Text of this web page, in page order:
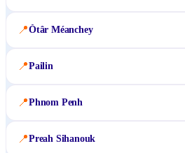
📍Ŏtâr Méanchey
📍Pailin
📍Phnom Penh
📍Preah Sihanouk